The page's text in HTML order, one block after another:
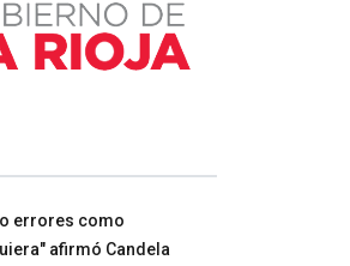
errores como
afirmó Candela